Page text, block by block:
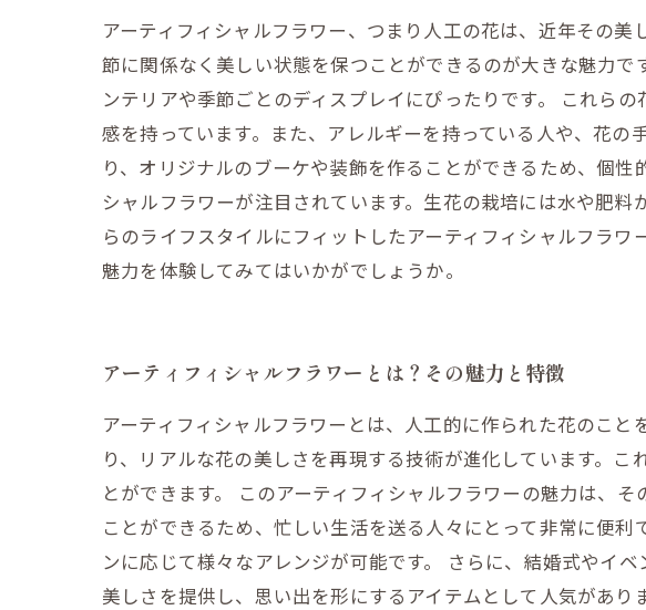
アーティフィシャルフラワー、つまり人工の花は、近年その
節に関係なく美しい状態を保つことができるのが大きな魅力
ンテリアや季節ごとのディスプレイにぴったりです。 これら
感を持っています。また、アレルギーを持っている人や、花
り、オリジナルのブーケや装飾を作ることができるため、個
シャルフラワーが注目されています。生花の栽培には水や肥
らのライフスタイルにフィットしたアーティフィシャルフラ
魅力を体験してみてはいかがでしょうか。
アーティフィシャルフラワーとは？その魅力と特徴
アーティフィシャルフラワーとは、人工的に作られた花のこ
り、リアルな花の美しさを再現する技術が進化しています。
とができます。 このアーティフィシャルフラワーの魅力は、
ことができるため、忙しい生活を送る人々にとって非常に便
ンに応じて様々なアレンジが可能です。 さらに、結婚式やイ
美しさを提供し、思い出を形にするアイテムとして人気があ